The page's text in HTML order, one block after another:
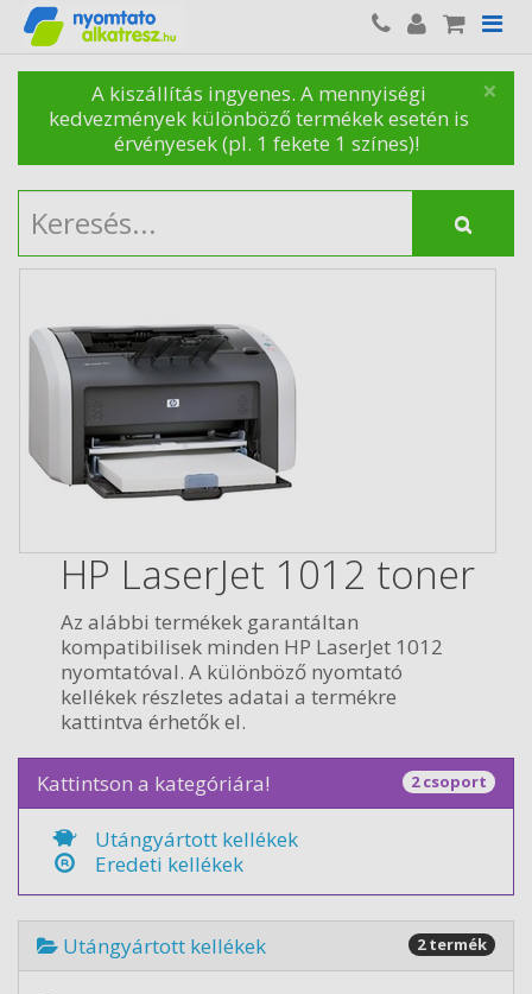
×
A kiszállítás ingyenes. A mennyiségi
kedvezmények különböző termékek esetén is
érvényesek (pl. 1 fekete 1 színes)!
HP LaserJet 1012 toner
Az alábbi termékek garantáltan
kompatibilisek minden HP LaserJet 1012
nyomtatóval. A különböző nyomtató
kellékek részletes adatai a termékre
kattintva érhetők el.
Kattintson a kategóriára! 2 csoport
Utángyártott kellékek
Eredeti kellékek
Utángyártott kellékek 2 termék